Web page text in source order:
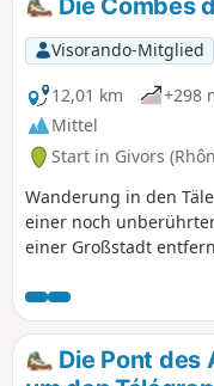
Die Combes
Visorando-Mitglied
12,01 km
+298
Mittel
Start in Givors
Wanderung in den
einer noch
einer Großstadt
Die Pont des